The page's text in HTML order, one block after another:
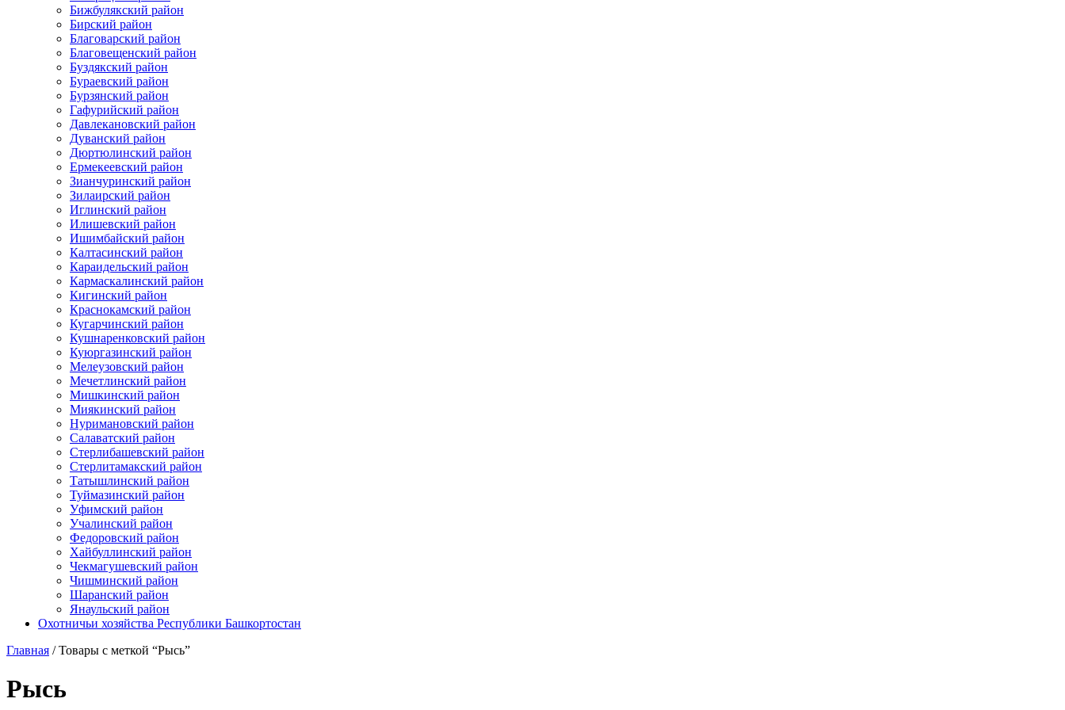
Бижбулякский район
Бирский район
Благоварский район
Благовещенский район
Буздякский район
Бураевский район
Бурзянский район
Гафурийский район
Давлекановский район
Дуванский район
Дюртюлинский район
Ермекеевский район
Зианчуринский район
Зилаирский район
Иглинский район
Илишевский район
Ишимбайский район
Калтасинский район
Караидельский район
Кармаскалинский район
Кигинский район
Краснокамский район
Кугарчинский район
Кушнаренковский район
Куюргазинский район
Мелеузовский район
Мечетлинский район
Мишкинский район
Миякинский район
Нуримановский район
Салаватский район
Стерлибашевский район
Стерлитамакский район
Татышлинский район
Туймазинский район
Уфимский район
Учалинский район
Федоровский район
Хайбуллинский район
Чекмагушевский район
Чишминский район
Шаранский район
Янаульский район
Охотничьи хозяйства Республики Башкортостан
Главная / Товары с меткой “Рысь”
Рысь